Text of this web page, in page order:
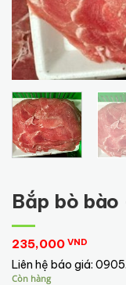
Bắp bò
235,000 VND
Liên hệ báo giá:
Còn hàng